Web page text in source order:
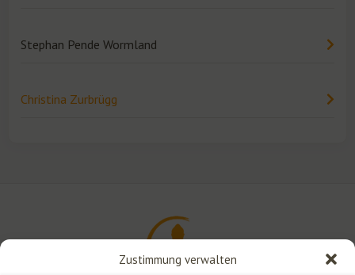
Zustimmung verwalten
Stephan Pende Wormland
Christina Zurbrügg